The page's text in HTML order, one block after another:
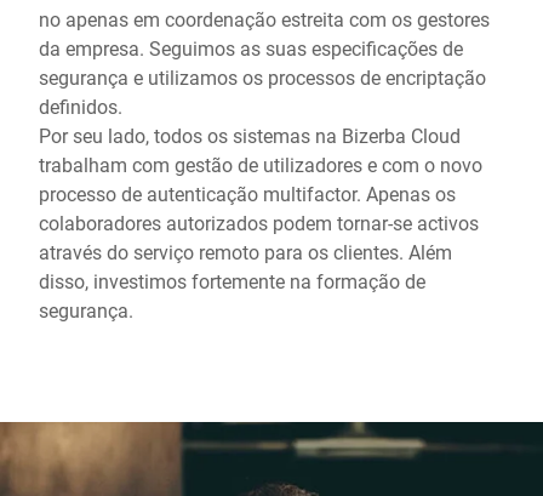
no apenas em coordenação estreita com os gestores
da empresa. Seguimos as suas especificações de
segurança e utilizamos os processos de encriptação
definidos.
Por seu lado, todos os sistemas na Bizerba Cloud
trabalham com gestão de utilizadores e com o novo
processo de autenticação multifactor. Apenas os
colaboradores autorizados podem tornar-se activos
através do serviço remoto para os clientes. Além
disso, investimos fortemente na formação de
segurança.